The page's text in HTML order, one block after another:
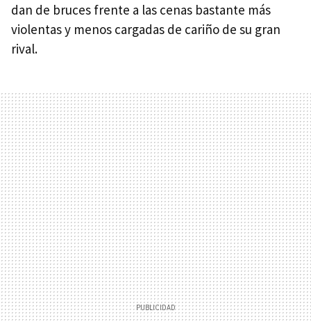
dan de bruces frente a las cenas bastante más
violentas y menos cargadas de cariño de su gran
rival.